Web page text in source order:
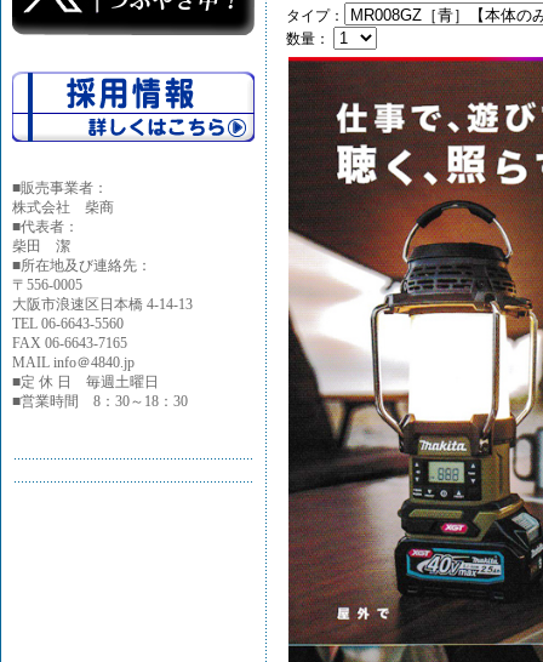
■販売事業者：
株式会社 柴商
■代表者：
柴田 潔
■所在地及び連絡先：
〒556-0005
大阪市浪速区日本橋 4-14-13
TEL 06-6643-5560
FAX 06-6643-7165
MAIL info＠4840.jp
■定 休 日 毎週土曜日
■営業時間 8：30～18：30
タイプ：
数量：